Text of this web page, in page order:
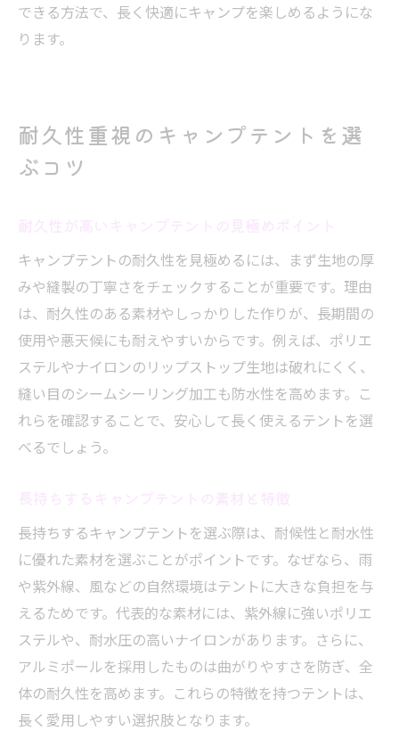
できる方法で、長く快適にキャンプを楽しめるようにな
ります。
耐久性重視のキャンプテントを選
ぶコツ
キャンプテントの耐久性を見極めるには、まず生地の厚
みや縫製の丁寧さをチェックすることが重要です。理由
は、耐久性のある素材やしっかりした作りが、長期間の
使用や悪天候にも耐えやすいからです。例えば、ポリエ
ステルやナイロンのリップストップ生地は破れにくく、
縫い目のシームシーリング加工も防水性を高めます。こ
れらを確認することで、安心して長く使えるテントを選
べるでしょう。
長持ちするキャンプテントを選ぶ際は、耐候性と耐水性
に優れた素材を選ぶことがポイントです。なぜなら、雨
や紫外線、風などの自然環境はテントに大きな負担を与
えるためです。代表的な素材には、紫外線に強いポリエ
ステルや、耐水圧の高いナイロンがあります。さらに、
アルミポールを採用したものは曲がりやすさを防ぎ、全
体の耐久性を高めます。これらの特徴を持つテントは、
長く愛用しやすい選択肢となります。